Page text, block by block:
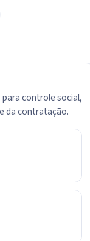
controle social,
da contratação.